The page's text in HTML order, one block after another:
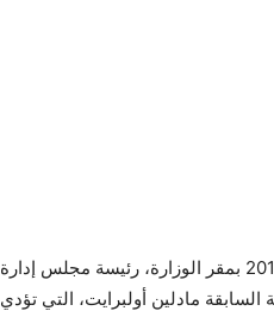
وكان وزير الشؤون الخارجية خميس الجهيناوي التقى الأربعاء 19 جوان 2019 بمقر الوزارة، رئيسة مجلس إدارة
مادلين أولبرايت، التي تؤدي